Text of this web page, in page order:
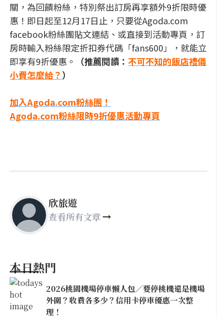
關，為回饋粉絲，特別祭出訂房再享額外9折限時優
惠！即日起至12月17日止，只要從Agoda.com
facebook粉絲團貼文連結、或直接到活動專頁，訂
房時輸入粉絲限定折扣券代碼「fans600」，就能立
即享有9折優惠。
（推薦閱讀： 不可不知的飯店禮儀
小費怎麼給？）
加入Agoda.com粉絲團！
Agoda.com粉絲限時9折優惠活動專頁
欣旅遊
查看所有文章
本日熱門
2026桃園機場停車懶人包／要停桃機還是機場
外圍？收費各多少？信用卡停車優惠一次整
理！